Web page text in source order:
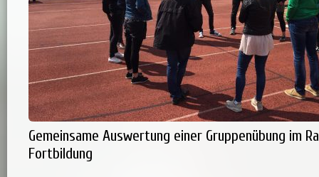
Gemeinsame Auswertung einer Gruppenübung im
Fortbildung